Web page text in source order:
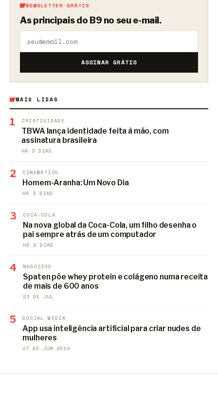
NEWSLETTER GRÁTIS
As principais do B9 no seu e-mail.
ASSINAR GRÁTIS
MAIS LIDAS
1 CRIATIVIDADE
TBWA lança identidade feita à mão, com
assinatura brasileira
HÁ 3 DIAS
2 CINEMÁTICO
Homem-Aranha: Um Novo Dia
HÁ 3 DIAS
3 COCA-COLA
Na nova global da Coca-Cola, um filho desenha o
pai sempre atrás de um computador
HÁ 2 DIAS
4 NEGÓCIOS
Spaten põe whey protein e colágeno numa receita
de mais de 600 anos
23 DE JUL
5 SOCIAL MEDIA
App usa inteligência artificial para criar nudes de
mulheres
27 DE JUN 2019